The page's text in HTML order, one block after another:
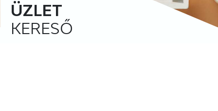
ÜZLET
KERESŐ